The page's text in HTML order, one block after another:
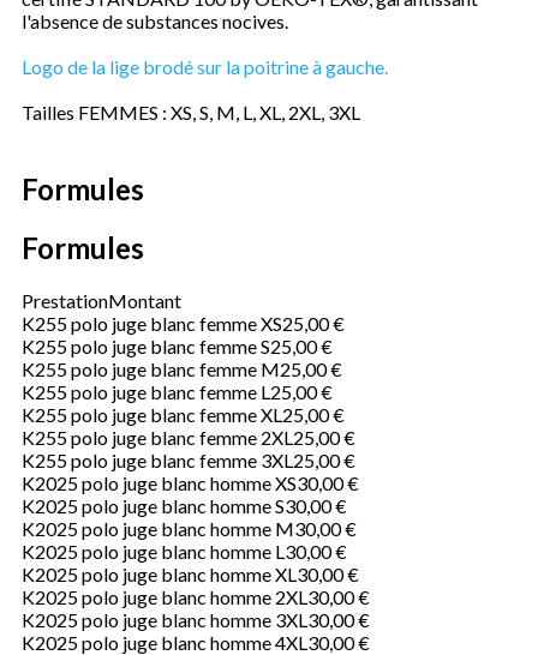
l'absence de substances nocives.
Logo de la lige brodé sur la poitrine à gauche.
Tailles FEMMES : XS, S, M, L, XL, 2XL, 3XL
Formules
Formules
PrestationMontant
K255 polo juge blanc femme XS25,00 €
K255 polo juge blanc femme S25,00 €
K255 polo juge blanc femme M25,00 €
K255 polo juge blanc femme L25,00 €
K255 polo juge blanc femme XL25,00 €
K255 polo juge blanc femme 2XL25,00 €
K255 polo juge blanc femme 3XL25,00 €
K2025 polo juge blanc homme XS30,00 €
K2025 polo juge blanc homme S30,00 €
K2025 polo juge blanc homme M30,00 €
K2025 polo juge blanc homme L30,00 €
K2025 polo juge blanc homme XL30,00 €
K2025 polo juge blanc homme 2XL30,00 €
K2025 polo juge blanc homme 3XL30,00 €
K2025 polo juge blanc homme 4XL30,00 €